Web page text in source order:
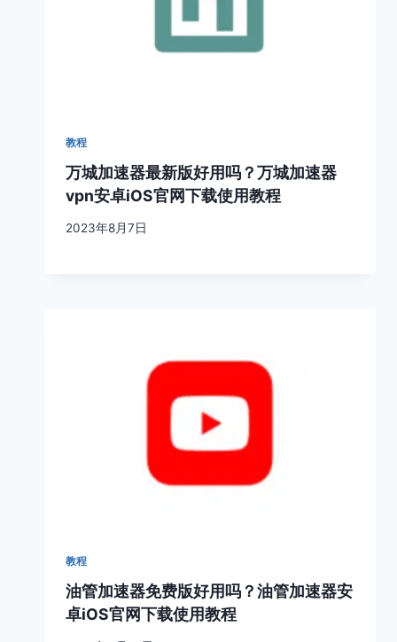
教程
万城加速器最新版好用吗？万城加速器
vpn安卓iOS官网下载使用教程
2023年8月7日
教程
油管加速器免费版好用吗？油管加速器安
卓iOS官网下载使用教程